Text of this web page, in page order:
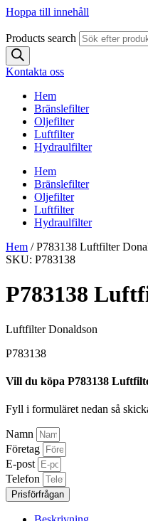
Hoppa till innehåll
Products search
Kontakta oss
Hem
Bränslefilter
Oljefilter
Luftfilter
Hydraulfilter
Hem
Bränslefilter
Oljefilter
Luftfilter
Hydraulfilter
Hem / P783138 Luftfilter
SKU: P783138
P783138
Luftfilter Donaldson
P783138
Vill du köpa P783138
Fyll i formuläret nedan så
Namn
Företag
E-post
Telefon
Prisförfrågan